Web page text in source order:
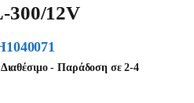
300/12V
Διαθέσιμο - Παράδοση σε 2-4